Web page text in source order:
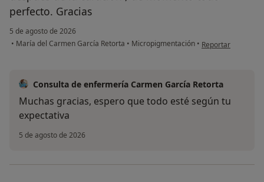
perfecto. Gracias
5 de agosto de 2026
• María del Carmen García Retorta • Micropigmentación • en opinión del
Reportar
Consulta de enfermería Carmen García Retorta
Muchas gracias, espero que todo esté según tu
expectativa
5 de agosto de 2026